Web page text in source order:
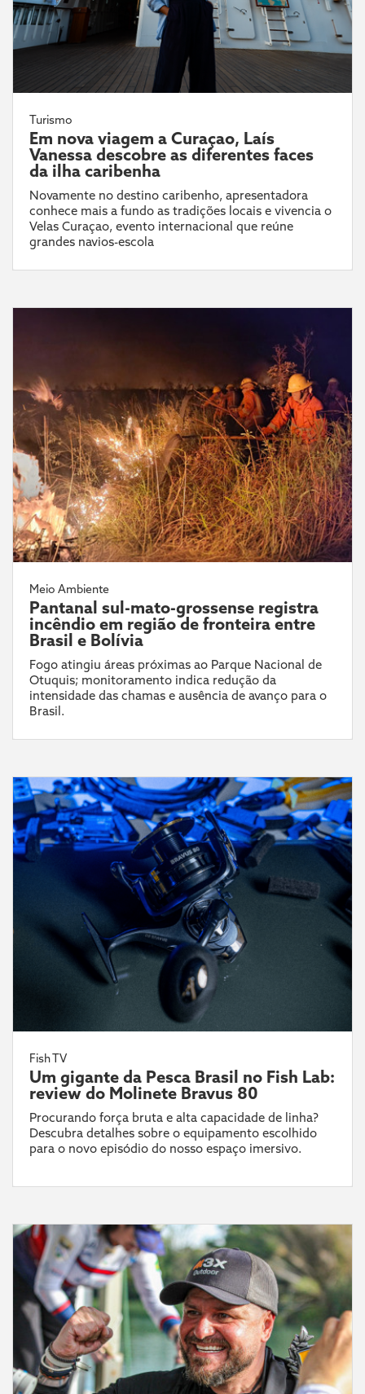
Turismo
Em nova viagem a Curaçao, Laís
Vanessa descobre as diferentes faces
da ilha caribenha
Novamente no destino caribenho, apresentadora
conhece mais a fundo as tradições locais e vivencia o
Velas Curaçao, evento internacional que reúne
grandes navios-escola
Meio Ambiente
Pantanal sul-mato-grossense registra
incêndio em região de fronteira entre
Brasil e Bolívia
Fogo atingiu áreas próximas ao Parque Nacional de
Otuquis; monitoramento indica redução da
intensidade das chamas e ausência de avanço para o
Brasil.
Fish TV
Um gigante da Pesca Brasil no Fish Lab:
review do Molinete Bravus 80
Procurando força bruta e alta capacidade de linha?
Descubra detalhes sobre o equipamento escolhido
para o novo episódio do nosso espaço imersivo.